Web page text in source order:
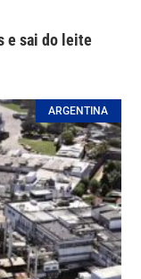
e sai do leite
ARGENTINA